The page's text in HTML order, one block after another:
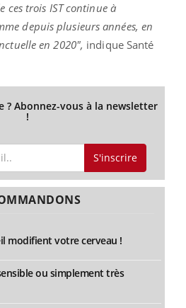
ces trois IST continue à
depuis plusieurs années, en
en 2020", indique Santé
? Abonnez-vous à la newsletter
!
S'inscrire
modifient votre cerveau !
ou simplement très